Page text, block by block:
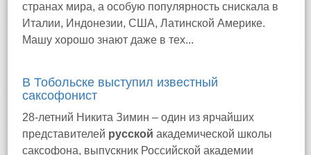
странах мира, а особую популярность снискала в
Италии, Индонезии, США, Латинской Америке.
Машу хорошо знают даже в тех...
В Тобольске выступил известный
саксофонист
28-летний Никита Зимин – один из ярчайших
представителей русской академической школы
саксофона, выпускник Российской академии